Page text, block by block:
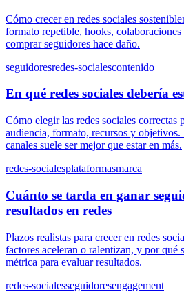
Cómo crecer en redes sociales
formato repetible, hooks,
comprar seguidores hace daño.
seguidoresredes-socialescontenido
En qué redes sociales debería
Cómo elegir las redes sociales correctas
audiencia, formato, recursos y objetivos.
canales suele ser mejor que estar en más.
redes-socialesplataformasmarca
Cuánto se tarda en ganar
resultados en redes
Plazos realistas para crecer en redes
factores aceleran o ralentizan, y por qué
métrica para evaluar resultados.
redes-socialesseguidoresengagement